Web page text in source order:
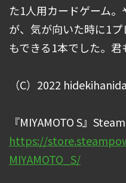
た1人用カードゲーム
が、気が向いた時に1
もできる1本でした。君
（C）2022 hidekihanida
『MIYAMOTO S』
https://
MIYAMOTO_S/